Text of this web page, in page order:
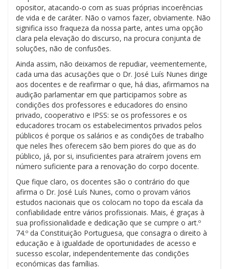
opositor, atacando-o com as suas próprias incoerências
de vida e de caráter. Não o vamos fazer, obviamente. Não
significa isso fraqueza da nossa parte, antes uma opção
clara pela elevação do discurso, na procura conjunta de
soluções, não de confusões.
Ainda assim, não deixamos de repudiar, veementemente,
cada uma das acusações que o Dr. José Luís Nunes dirige
aos docentes e de reafirmar o que, há dias, afirmamos na
audição parlamentar em que participamos sobre as
condições dos professores e educadores do ensino
privado, cooperativo e IPSS: se os professores e os
educadores trocam os estabelecimentos privados pelos
públicos é porque os salários e as condições de trabalho
que neles lhes oferecem são bem piores do que as do
público, já, por si, insuficientes para atraírem jovens em
número suficiente para a renovação do corpo docente.
Que fique claro, os docentes são o contrário do que
afirma o Dr. José Luís Nunes, como o provam vários
estudos nacionais que os colocam no topo da escala da
confiabilidade entre vários profissionais. Mais, é graças à
sua profissionalidade e dedicação que se cumpre o art.º
74.º da Constituição Portuguesa, que consagra o direito à
educação e à igualdade de oportunidades de acesso e
sucesso escolar, independentemente das condições
económicas das famílias.